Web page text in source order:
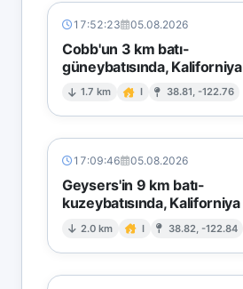
17:52:23 05.08.2026
Cobb'un 3 km batı-
güneybatısında, Kaliforniya
1.7 km I 38.81, -122.76
17:09:46 05.08.2026
Geysers'in 9 km batı-
kuzeybatısında, Kaliforniya
2.0 km I 38.82, -122.84